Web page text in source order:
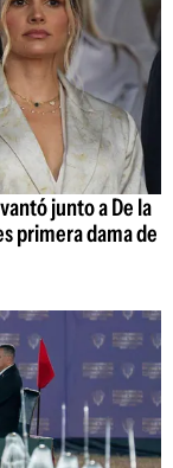
junto a De la
primera dama de